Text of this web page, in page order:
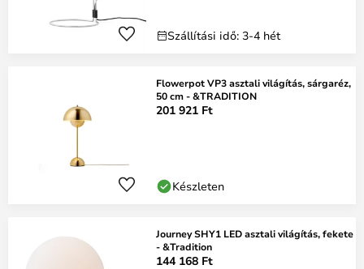
Szállítási idő: 3-4 hét
Flowerpot VP3 asztali világítás, sárgaréz,
50 cm - &TRADITION
201 921 Ft
Készleten
Journey SHY1 LED asztali világítás, fekete
- &Tradition
144 168 Ft